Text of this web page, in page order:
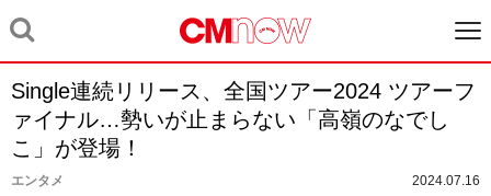
Single連続リリース、全国ツアー2024 ツアーフ
ァイナル…勢いが止まらない「高嶺のなでし
こ」が登場！
エンタメ 2024.07.16